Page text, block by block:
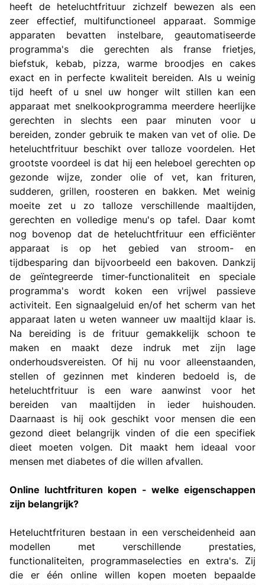
heeft de heteluchtfrituur zichzelf bewezen als een
zeer effectief, multifunctioneel apparaat. Sommige
apparaten bevatten instelbare, geautomatiseerde
programma's die gerechten als franse frietjes,
biefstuk, kebab, pizza, warme broodjes en cakes
exact en in perfecte kwaliteit bereiden. Als u weinig
tijd heeft of u snel uw honger wilt stillen kan een
apparaat met snelkookprogramma meerdere heerlijke
gerechten in slechts een paar minuten voor u
bereiden, zonder gebruik te maken van vet of olie. De
heteluchtfrituur beschikt over talloze voordelen. Het
grootste voordeel is dat hij een heleboel gerechten op
gezonde wijze, zonder olie of vet, kan frituren,
sudderen, grillen, roosteren en bakken. Met weinig
moeite zet u zo talloze verschillende maaltijden,
gerechten en volledige menu's op tafel. Daar komt
nog bovenop dat de heteluchtfrituur een efficiënter
apparaat is op het gebied van stroom- en
tijdbesparing dan bijvoorbeeld een bakoven. Dankzij
de geïntegreerde timer-functionaliteit en speciale
programma's wordt koken een vrijwel passieve
activiteit. Een signaalgeluid en/of het scherm van het
apparaat laten u weten wanneer uw maaltijd klaar is.
Na bereiding is de frituur gemakkelijk schoon te
maken en maakt deze indruk met zijn lage
onderhoudsvereisten. Of hij nu voor alleenstaanden,
stellen of gezinnen met kinderen bedoeld is, de
heteluchtfrituur is een ware aanwinst voor het
bereiden van maaltijden in ieder huishouden.
Daarnaast is hij ook geschikt voor mensen die een
gezond dieet belangrijk vinden of die een specifiek
dieet moeten volgen. Dit maakt hem ideaal voor
mensen met diabetes of die willen afvallen.
Online luchtfrituren kopen - welke eigenschappen
zijn belangrijk?
Heteluchtfrituren bestaan in een verscheidenheid aan
modellen met verschillende prestaties,
functionaliteiten, programmaselecties en extra's. Zij
die er één online willen kopen moeten bepaalde